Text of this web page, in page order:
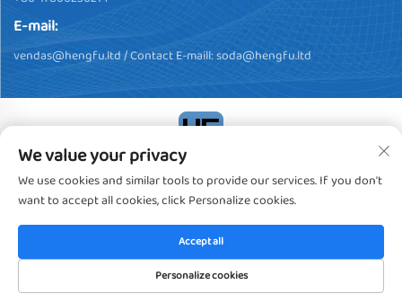
E-mail:
vendas@hengfu.ltd/ Contact E-maill:soda@hengfu.ltd
Direitos Autorais © 2024, Dongguan Hengfu Plastic Products Co.,
Ltd. Todos os Direitos ReservadosPolítica de privacidade
We value your privacy
We use cookies and similar tools to provide our services. If you don't
want to accept all cookies, click Personalize cookies.
Personalize cookies
Accept all